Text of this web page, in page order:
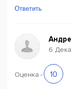
Ответить
6
Оценка - 10